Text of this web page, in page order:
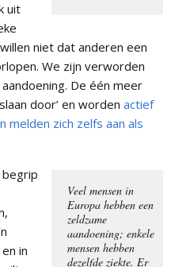
uit
niet dat anderen een
We zijn verworden
De één meer
door’ en worden actief
melden zich zelfs aan als
Veel mensen in
Europa hebben een
zeldzame
aandoening; enkele
mensen hebben
dezelfde ziekte. Er
in